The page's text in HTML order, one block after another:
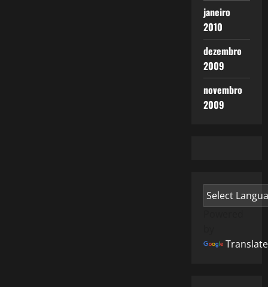
janeiro
2010
dezembro
2009
novembro
2009
Translate